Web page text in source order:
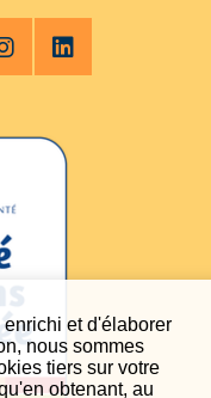
et d'élaborer
nous sommes
tiers sur votre
obtenant, au